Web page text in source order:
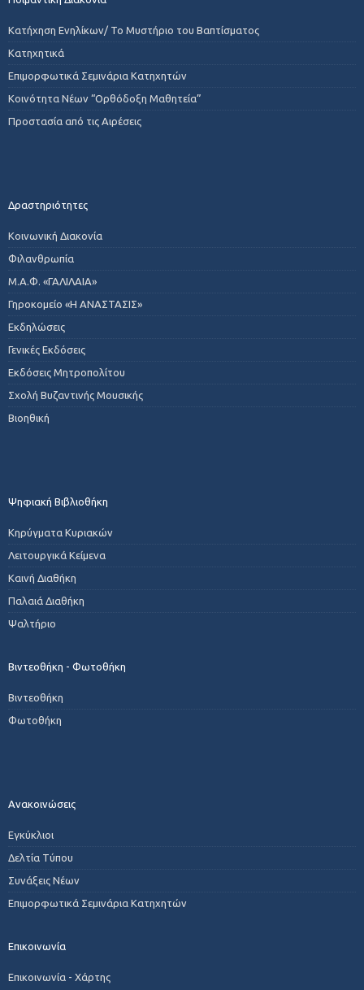
Κατήχηση Ενηλίκων/ Το Μυστήριο του Βαπτίσματος
Κατηχητικά
Επιμορφωτικά Σεμινάρια Κατηχητών
Κοινότητα Νέων “Ορθόδοξη Μαθητεία”
Προστασία από τις Αιρέσεις
Δραστηριότητες
Κοινωνική Διακονία
Φιλανθρωπία
Μ.Α.Φ. «ΓΑΛΙΛΑΙΑ»
Γηροκομείο «Η ΑΝΑΣΤΑΣΙΣ»
Εκδηλώσεις
Γενικές Εκδόσεις
Εκδόσεις Μητροπολίτου
Σχολή Βυζαντινής Μουσικής
Βιοηθική
Ψηφιακή Βιβλιοθήκη
Κηρύγματα Κυριακών
Λειτουργικά Κείμενα
Καινή Διαθήκη
Παλαιά Διαθήκη
Ψαλτήριο
Βιντεοθήκη - Φωτοθήκη
Βιντεοθήκη
Φωτοθήκη
Ανακοινώσεις
Εγκύκλιοι
Δελτία Τύπου
Συνάξεις Νέων
Επιμορφωτικά Σεμινάρια Κατηχητών
Επικοινωνία
Επικοινωνία - Χάρτης